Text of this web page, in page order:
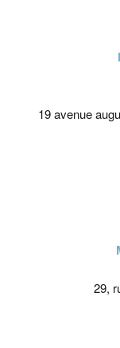
19 avenue
29,